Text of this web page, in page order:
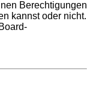
Berechtigungen
kannst oder nicht.